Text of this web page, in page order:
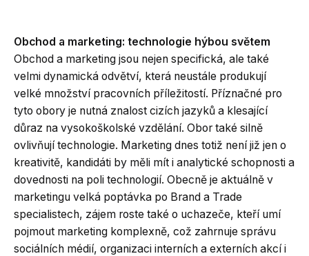
Obchod a marketing: technologie hýbou světem
Obchod a marketing jsou nejen specifická, ale také
velmi dynamická odvětví, která neustále produkují
velké množství pracovních příležitostí. Příznačné pro
tyto obory je nutná znalost cizích jazyků a klesající
důraz na vysokoškolské vzdělání. Obor také silně
ovlivňují technologie. Marketing dnes totiž není již jen o
kreativitě, kandidáti by měli mít i analytické schopnosti a
dovednosti na poli technologií. Obecně je aktuálně v
marketingu velká poptávka po Brand a Trade
specialistech, zájem roste také o uchazeče, kteří umí
pojmout marketing komplexně, což zahrnuje správu
sociálních médií, organizaci interních a externích akcí i